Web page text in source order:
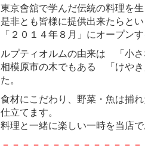
東京會舘で学んだ伝統の料理を
是非とも皆様に提供出来たらと
「２０１４年８月」にオープン
ルプティオルムの由来は 「小
相模原市の木でもある 「けや
た。
食材にこだわり、野菜・魚は捕
仕立てます。
料理と一緒に楽しい一時を当店
－－－－－－－－－－－－－